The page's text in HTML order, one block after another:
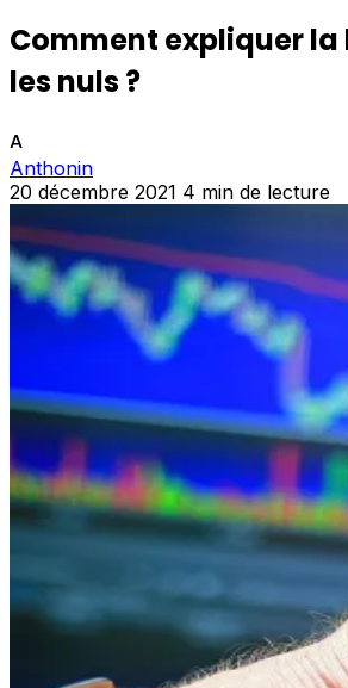
Comment expliquer la
les nuls ?
A
Anthonin
20 décembre 2021 4 min de lecture